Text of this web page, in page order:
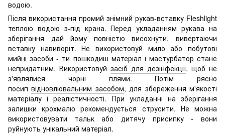
водою.
Після використання промий знімний рукав-вставку Fleshlight
теплою водою з-під крана. Перед укладанням рукава на
зберігання дай йому повністю висохнути, вивертаючи
вставку навиворіт. Не використовуй мило або побутові
мийні засоби - ти пошкодиш матеріал і мастурбатор стане
непридатним. Використовуй засіб для дезінфекції, щоб не
з'являлися чорні плями. Потім рясно
посипвідновлювальним засобом, для збереження м'якості
матеріалу і реалістичності. При укладанні на зберігання
залишки крохмалю рекомендується струсити. Не можна
використовувати тальк або дитячу присипку - вони
руйнують унікальний матеріал.